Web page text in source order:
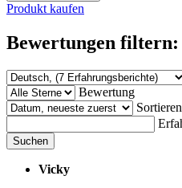
Produkt kaufen
Bewertungen filtern:
Bewertung
Suchen
Vicky